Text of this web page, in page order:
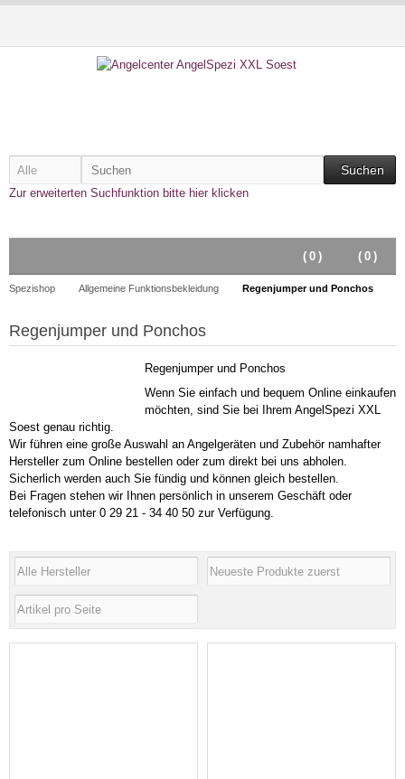
Suchen
Zur erweiterten Suchfunktion bitte hier klicken
( 0 )
( 0 )
Spezishop Allgemeine Funktionsbekleidung Regenjumper und Ponchos
Regenjumper und Ponchos
Regenjumper und Ponchos
Wenn Sie einfach und bequem Online einkaufen
möchten, sind Sie bei Ihrem AngelSpezi XXL
Soest genau richtig.
Wir führen eine große Auswahl an Angelgeräten und Zubehör namhafter
Hersteller zum Online bestellen oder zum direkt bei uns abholen.
Sicherlich werden auch Sie fündig und können gleich bestellen.
Bei Fragen stehen wir Ihnen persönlich in unserem Geschäft oder
telefonisch unter 0 29 21 - 34 40 50 zur Verfügung.